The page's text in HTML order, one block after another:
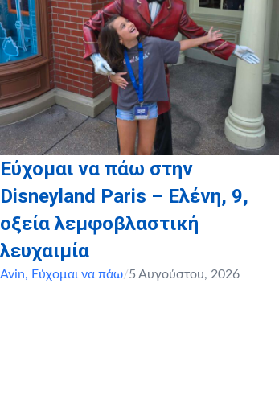
Εύχομαι να πάω στην
Disneyland Paris – Ελένη, 9,
οξεία λεμφοβλαστική
λευχαιμία
Avin, Εύχομαι να πάω/5 Αυγούστου, 2026